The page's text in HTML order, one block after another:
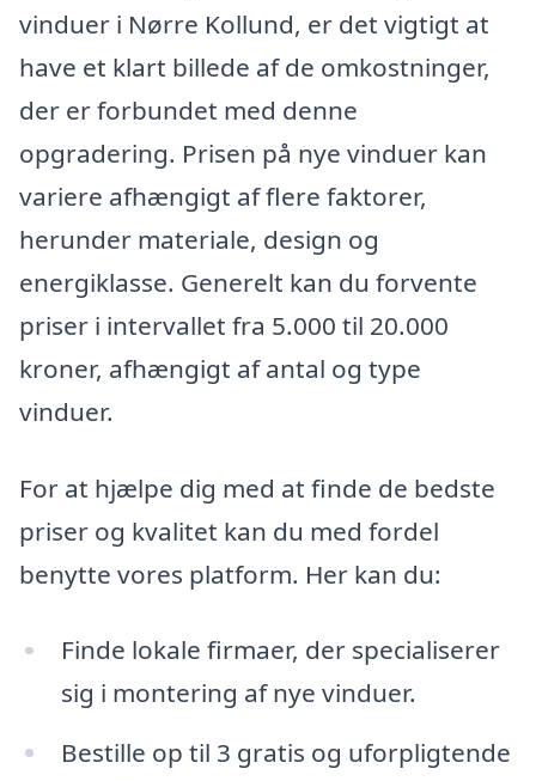
vinduer i Nørre Kollund, er det vigtigt at
have et klart billede af de omkostninger,
der er forbundet med denne
opgradering. Prisen på nye vinduer kan
variere afhængigt af flere faktorer,
herunder materiale, design og
energiklasse. Generelt kan du forvente
priser i intervallet fra 5.000 til 20.000
kroner, afhængigt af antal og type
vinduer.
For at hjælpe dig med at finde de bedste
priser og kvalitet kan du med fordel
benytte vores platform. Her kan du:
Finde lokale firmaer, der specialiserer
sig i montering af nye vinduer.
Bestille op til 3 gratis og uforpligtende